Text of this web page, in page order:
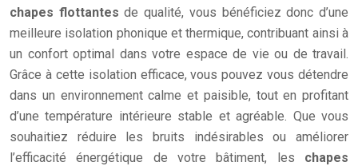
chapes flottantes de qualité, vous bénéficiez donc d’une
meilleure isolation phonique et thermique, contribuant ainsi à
un confort optimal dans votre espace de vie ou de travail.
Grâce à cette isolation efficace, vous pouvez vous détendre
dans un environnement calme et paisible, tout en profitant
d’une température intérieure stable et agréable. Que vous
souhaitiez réduire les bruits indésirables ou améliorer
l’efficacité énergétique de votre bâtiment, les chapes